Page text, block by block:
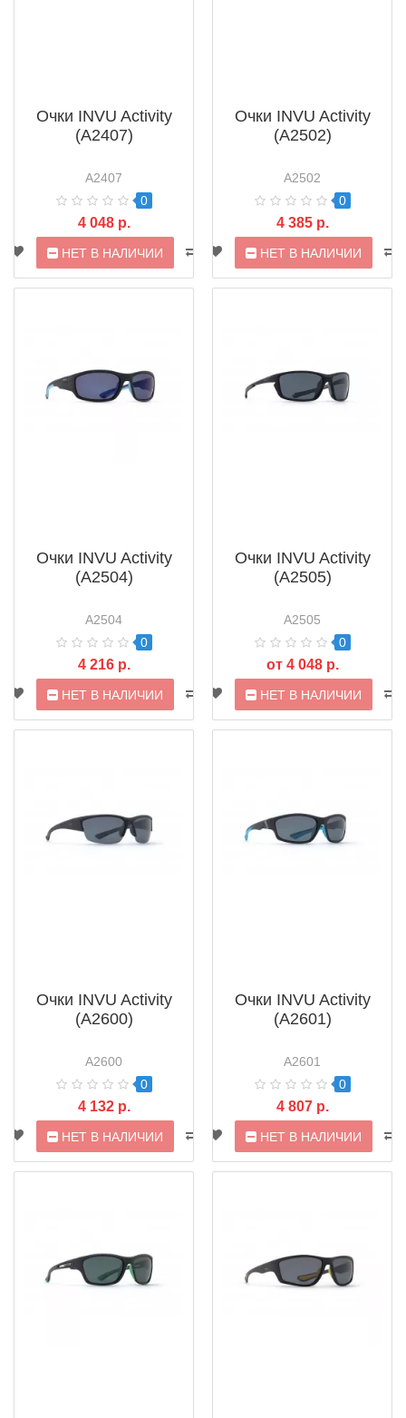
Очки INVU Activity
(A2407)
A2407
0
4 048 р.
НЕТ В НАЛИЧИИ
Очки INVU Activity
(A2502)
A2502
0
4 385 р.
НЕТ В НАЛИЧИИ
Очки INVU Activity
(A2504)
A2504
0
4 216 р.
НЕТ В НАЛИЧИИ
Очки INVU Activity
(A2505)
A2505
0
от 4 048 р.
НЕТ В НАЛИЧИИ
Очки INVU Activity
(A2600)
A2600
0
4 132 р.
НЕТ В НАЛИЧИИ
Очки INVU Activity
(A2601)
A2601
0
4 807 р.
НЕТ В НАЛИЧИИ